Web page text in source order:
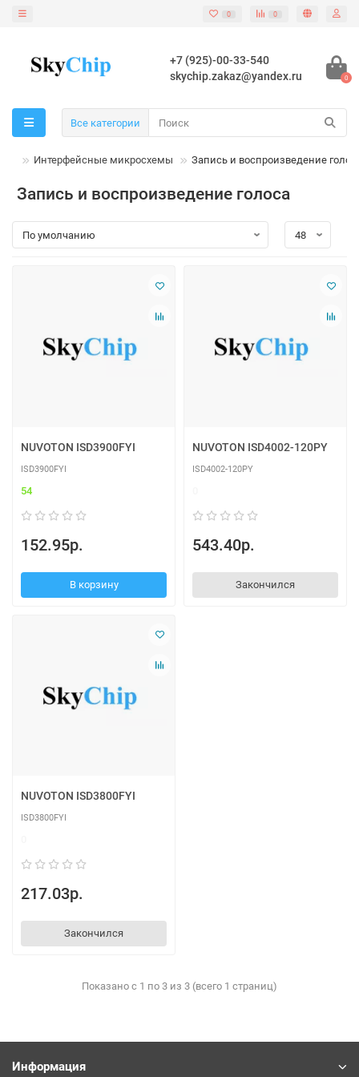
0 0
+7 (925)-00-33-540
skychip.zakaz@yandex.ru
0
Все категории
Интерфейсные микросхемы Запись и воспроизведение
Запись и воспроизведение голоса
NUVOTON ISD3900FYI
ISD3900FYI
54
152.95р.
В корзину
NUVOTON ISD4002-120PY
ISD4002-120PY
543.40р.
Закончился
NUVOTON ISD3800FYI
ISD3800FYI
217.03р.
Закончился
Показано с 1 по 3 из 3 (всего 1 страниц)
Информация